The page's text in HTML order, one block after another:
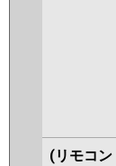
(リモコン